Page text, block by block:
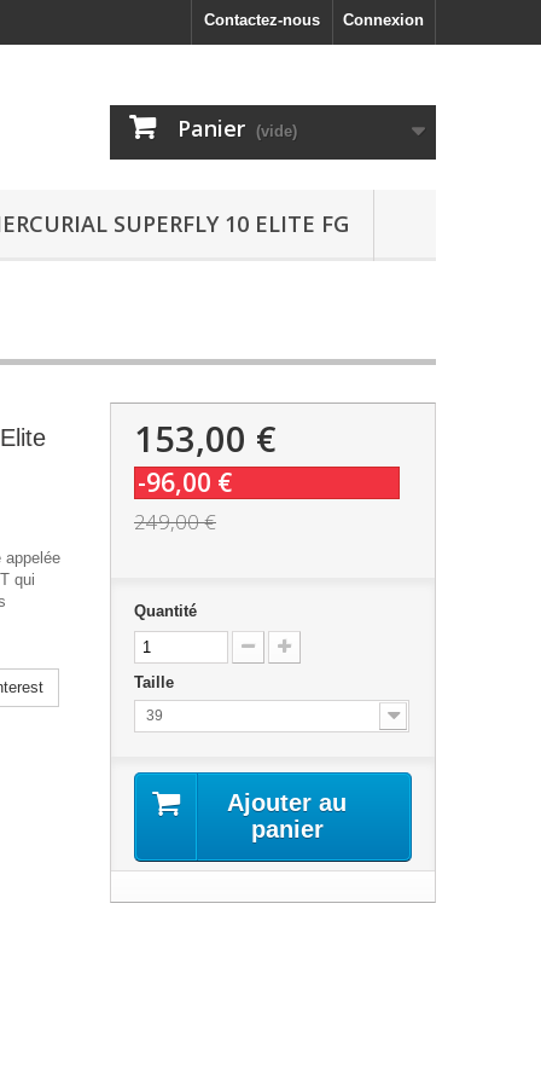
Connexion
Contactez-nous
Panier (vide)
SUPERFLY 10 ELITE FG
appelée
qui
153,00 €
-96,00 €
249,00 €
Quantité
Taille
39
Ajouter au
panier